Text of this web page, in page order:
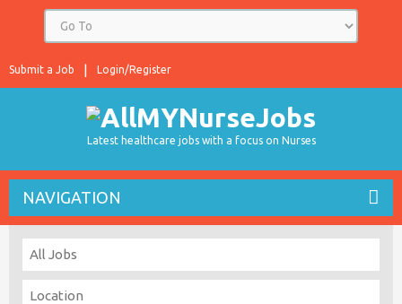
Login/Register
Submit a Job
Latest healthcare jobs with a focus on Nurses
NAVIGATION